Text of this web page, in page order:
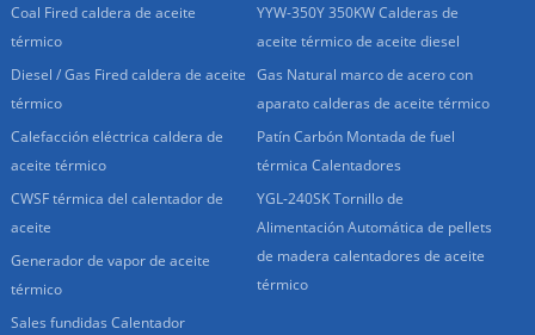
Coal Fired caldera de aceite
térmico
Diesel / Gas Fired caldera de aceite
térmico
Calefacción eléctrica caldera de
aceite térmico
CWSF térmica del calentador de
aceite
Generador de vapor de aceite
térmico
Sales fundidas Calentador
YYW-350Y 350KW Calderas de
aceite térmico de aceite diesel
Gas Natural marco de acero con
aparato calderas de aceite térmico
Patín Carbón Montada de fuel
térmica Calentadores
YGL-240SK Tornillo de
Alimentación Automática de pellets
de madera calentadores de aceite
térmico